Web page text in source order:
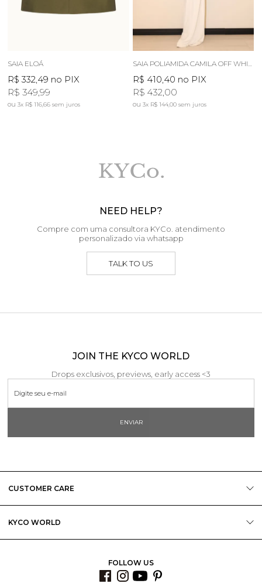
SAIA ELOÁ
R$ 332,49 no PIX
R$ 349,99
3x R$ 116,66sem juros
R$ 410,40 no PIX
R$ 432,00
3x R$ 144,00 sem juros
NEED HELP?
Compre com uma consultora KYCo. atendimento
personalizado via whatsapp
TALK TO US
JOIN THE KYCO WORLD
Drops exclusivos, previews, early access <3
ENVIAR
CUSTOMER CARE
KYCO WORLD
FOLLOW US